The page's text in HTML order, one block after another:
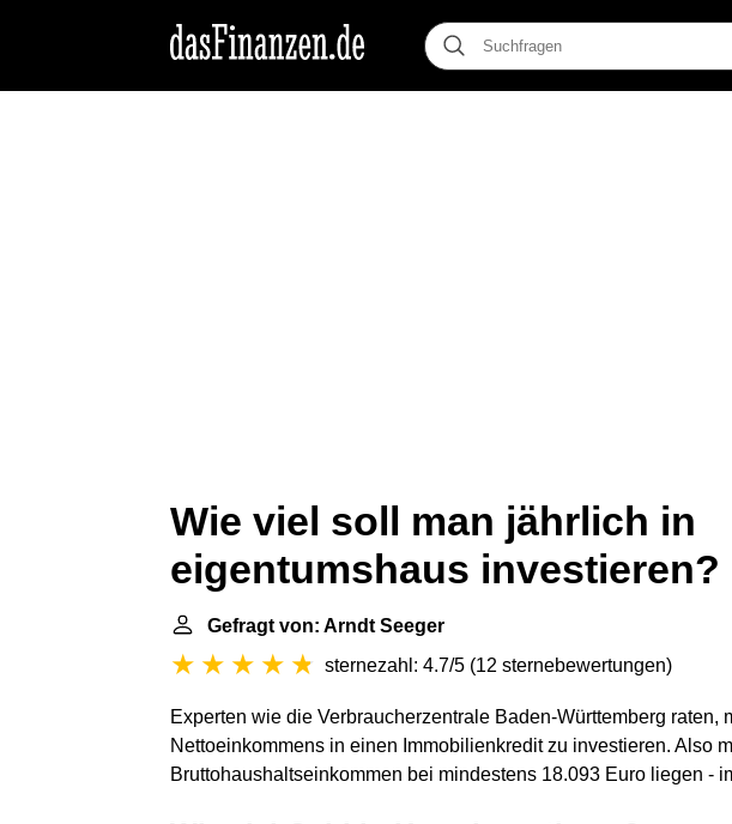
Wie viel soll man jährlich in
eigentumshaus investieren?
Gefragt von: Arndt Seeger
sternezahl: 4.7/5 (12 sternebewertungen)
Experten wie die Verbraucherzentrale Baden-Württemberg raten,
Nettoeinkommens in einen Immobilienkredit zu investieren. Also
Bruttohaushaltseinkommen bei mindestens 18.093 Euro liegen -